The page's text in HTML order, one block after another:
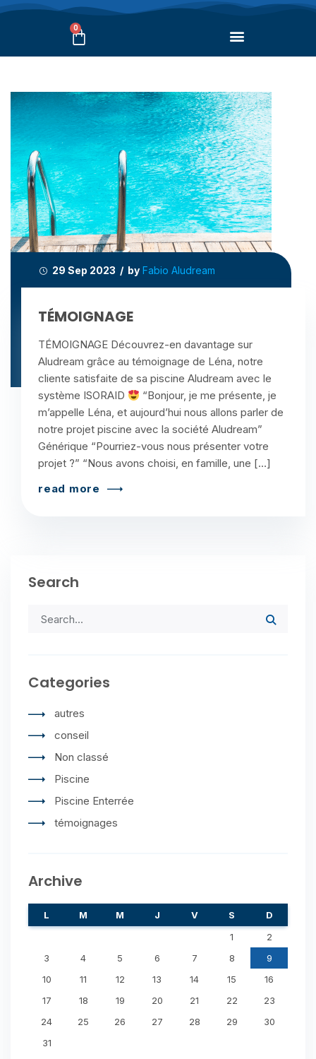
0
29 Sep 2023 / by Fabio Aludream
TÉMOIGNAGE
TÉMOIGNAGE Découvrez-en davantage sur
Aludream grâce au témoignage de Léna, notre
cliente satisfaite de sa piscine Aludream avec le
système ISORAID
“Bonjour, je me présente, je
m’appelle Léna, et aujourd’hui nous allons parler de
notre projet piscine avec la société Aludream”
Générique “Pourriez-vous nous présenter votre
projet ?” “Nous avons choisi, en famille, une […]
read more
Search
Categories
autres
conseil
Non classé
Piscine
Piscine Enterrée
témoignages
Archive
L M M J V S
D
1
2
3
4 5 6 7 8
9
10
11 12 13 14 15
16
17
18 19 20 21 22
23
24
25 26 27 28 29
30
31